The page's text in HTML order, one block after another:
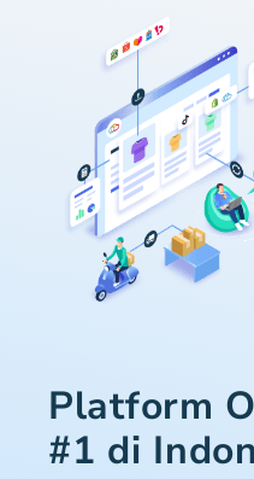
Platform
#1 di